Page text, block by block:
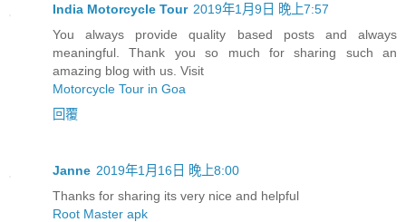
India Motorcycle Tour 2019年1月9日 晚上7:57
You always provide quality based posts and always
meaningful. Thank you so much for sharing such an
amazing blog with us. Visit
Motorcycle Tour in Goa
回覆
Janne 2019年1月16日 晚上8:00
Thanks for sharing its very nice and helpful
Root Master apk